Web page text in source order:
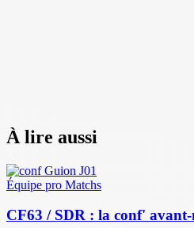
À lire aussi
Équipe pro Matchs
CF63 / SDR : la conf'